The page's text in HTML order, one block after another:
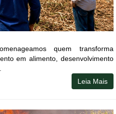
quem transforma
em alimento, desenvolvimento
Leia Mais